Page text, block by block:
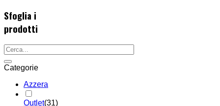
Sfoglia i
prodotti
Categorie
Azzera
Outlet(31)